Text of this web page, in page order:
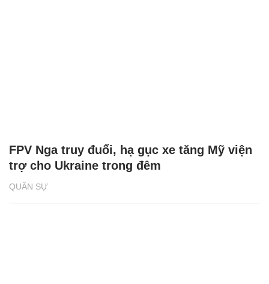
QUÂN SỰ
FPV Nga truy đuổi, hạ gục xe tăng Mỹ viện
trợ cho Ukraine trong đêm